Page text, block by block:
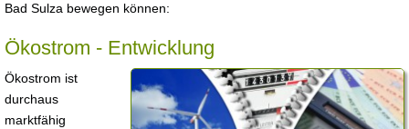
Bad Sulza bewegen können:
Ökostrom - Entwicklung
Ökostrom ist
durchaus
marktfähig